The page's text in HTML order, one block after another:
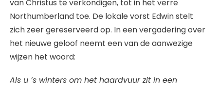
van Christus te verkondigen, tot in het verre
Northumberland toe. De lokale vorst Edwin stelt
zich zeer gereserveerd op. In een vergadering over
het nieuwe geloof neemt een van de aanwezige
wijzen het woord:
Als u ’s winters om het haardvuur zit in een